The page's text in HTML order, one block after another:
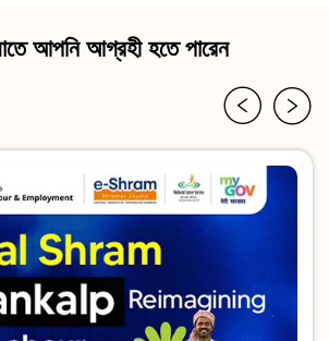
আপনি আগ্রহী হতে পারেন